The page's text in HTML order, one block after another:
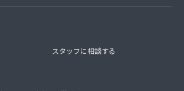
スタッフに相談する